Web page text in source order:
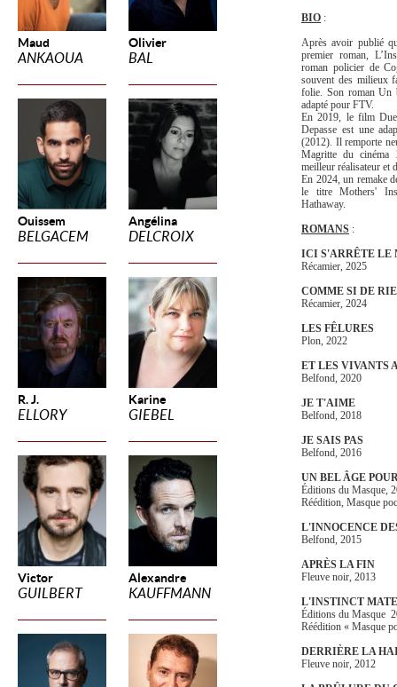
Maud
ANKAOUA
Olivier
BAL
Ouissem
BELGACEM
Angélina
DELCROIX
R. J.
ELLORY
Karine
GIEBEL
Victor
GUILBERT
Alexandre
KAUFFMANN
BIO :
Après avoir publié
premier roman,
roman policier de
souvent des milieux
folie. Son roman Un
adapté pour FTV.
En 2019, le film
Depasse est une
(2012). Il remporte
Magritte du
meilleur réalisateur et
En 2024, un remake
le titre Mothers'
Hathaway.
ROMANS :
ICI S'ARRÊTE LE
Récamier, 2025
COMME SI DE
Récamier, 2024
LES FÊLURES
Plon, 2022
ET LES VIVANTS
Belfond, 2020
JE T'AIME
Belfond, 2018
JE SAIS PAS
Belfond, 2016
UN BEL ÂGE
Éditions du Masque,
Réédition, Masque
L'INNOCENCE
Belfond, 2015
APRÈS LA FIN
Fleuve noir, 2013
L'INSTINCT
Éditions du Masque
Réédition « Masque
DERRIÈRE LA
Fleuve noir, 2012